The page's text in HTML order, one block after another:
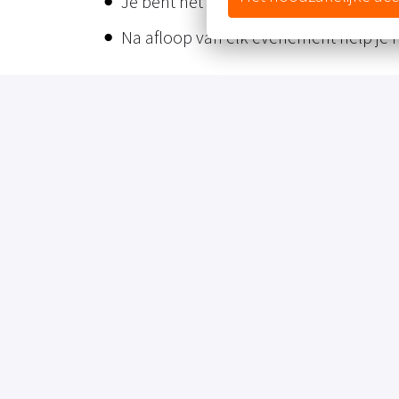
Na afloop van elk evenement help je